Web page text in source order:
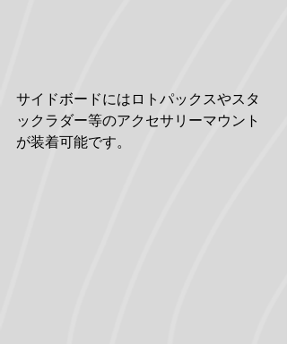
サイドボードにはロトパックスやスタ
ックラダー等のアクセサリーマウント
が装着可能です。